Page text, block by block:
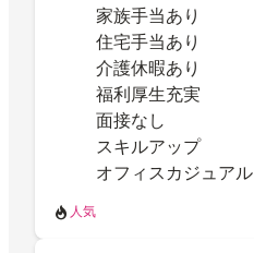
家族手当あり
住宅手当あり
介護休暇あり
福利厚生充実
面接なし
スキルアップ
オフィスカジュアル
人気